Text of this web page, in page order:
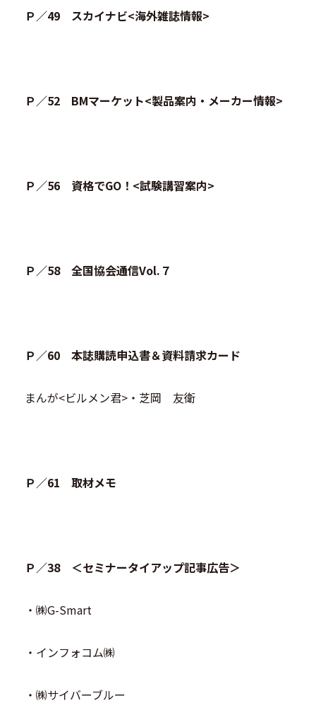
Ｐ／49 スカイナビ<海外雑誌情報>
Ｐ／52 BMマーケット<製品案内・メーカー情報>
Ｐ／56 資格でGO！<試験講習案内>
Ｐ／58 全国協会通信Vol.７
Ｐ／60 本誌購読申込書＆資料請求カード
まんが<ビルメン君>・芝岡 友衛
Ｐ／61 取材メモ
Ｐ／38 ＜セミナータイアップ記事広告＞
・㈱G-Smart
・インフォコム㈱
・㈱サイバーブルー